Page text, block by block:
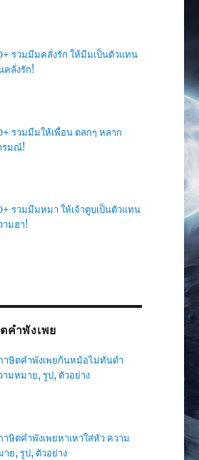
รวมมีมคลั่งรัก ให้มีมเป็นตัวแทน
คลั่งรัก!
รวมมีมให้เพื่อน ตลกๆ หลาก
รมณ์!
รวมมีมหมา ให้เจ้าตูบเป็นตัวแทน
ามฮา!
คำพังเพย
าษิตคำพังเพยก้นหม้อไม่ทันดำ
ามหมาย, รูป, ตัวอย่าง
าษิตคำพังเพยหาเหาใส่หัว ความ
าย, รูป, ตัวอย่าง